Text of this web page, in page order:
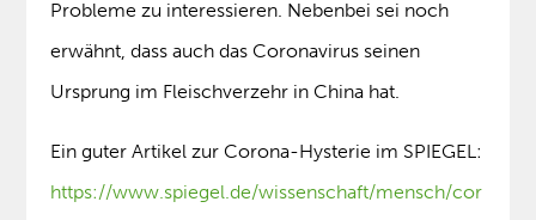
Probleme zu interessieren. Nebenbei sei noch
erwähnt, dass auch das Coronavirus seinen
Ursprung im Fleischverzehr in China hat.
Ein guter Artikel zur Corona-Hysterie im SPIEGEL:
https://www.spiegel.de/wissenschaft/mensch/cor